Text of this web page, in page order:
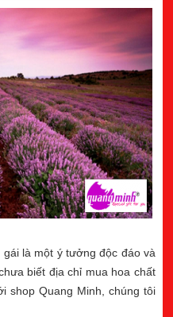
là một ý tưởng độc đáo và
biết địa chỉ mua hoa chất
shop Quang Minh, chúng tôi